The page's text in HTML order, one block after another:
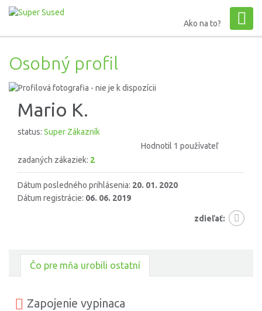
Ako na to?
Osobný profil
Mario K.
status: Super Zákazník
Hodnotil 1 používateľ
zadaných zákaziek: 2
Dátum posledného prihlásenia: 20. 01. 2020
Dátum registrácie: 06. 06. 2019
zdieľať:
Čo pre mňa urobili ostatní
Zapojenie vypinaca